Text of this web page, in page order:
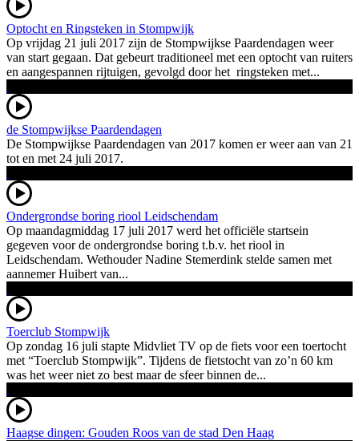
Optocht en Ringsteken in Stompwijk
Op vrijdag 21 juli 2017 zijn de Stompwijkse Paardendagen weer
van start gegaan. Dat gebeurt traditioneel met een optocht van ruiters
en aangespannen rijtuigen, gevolgd door het ringsteken met...
de Stompwijkse Paardendagen
De Stompwijkse Paardendagen van 2017 komen er weer aan van 21
tot en met 24 juli 2017.
Ondergrondse boring riool Leidschendam
Op maandagmiddag 17 juli 2017 werd het officiële startsein
gegeven voor de ondergrondse boring t.b.v. het riool in
Leidschendam. Wethouder Nadine Stemerdink stelde samen met
aannemer Huibert van...
Toerclub Stompwijk
Op zondag 16 juli stapte Midvliet TV op de fiets voor een toertocht
met “Toerclub Stompwijk”. Tijdens de fietstocht van zo’n 60 km
was het weer niet zo best maar de sfeer binnen de...
Haagse dingen: Gouden Roos van de stad Den Haag